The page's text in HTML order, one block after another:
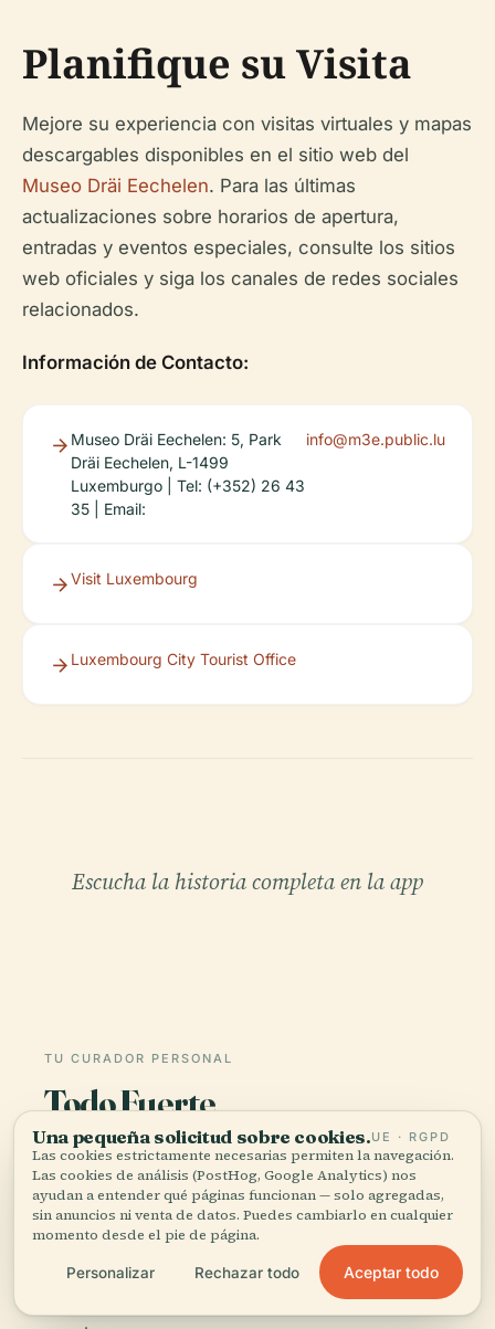
Planifique su Visita
Mejore su experiencia con visitas virtuales y mapas
descargables disponibles en el sitio web del
Museo Dräi Eechelen. Para las últimas
actualizaciones sobre horarios de apertura,
entradas y eventos especiales, consulte los sitios
web oficiales y siga los canales de redes sociales
relacionados.
Información de Contacto:
Museo Dräi Eechelen: 5, Park
Dräi Eechelen, L-1499
Luxemburgo | Tel: (+352) 26 43
35 | Email:
info@m3e.public.lu
Visit Luxembourg
Luxembourg City Tourist Office
Escucha la historia completa en la app
TU CURADOR PERSONAL
Todo Fuerte
Obergrünewald,
bien contado.
Guías de audio para más de 1.100 ciudades en 96
países. Historia, relatos y conocimiento local —
disponibles sin conexión.
Una pequeña solicitud sobre cookies.UE · RGPD
Las cookies estrictamente necesarias permiten la navegación.
Las cookies de análisis (PostHog, Google Analytics) nos
ayudan a entender qué páginas funcionan — solo agregadas,
sin anuncios ni venta de datos. Puedes cambiarlo en cualquier
momento desde el pie de página.
Personalizar Rechazar todo Aceptar todo